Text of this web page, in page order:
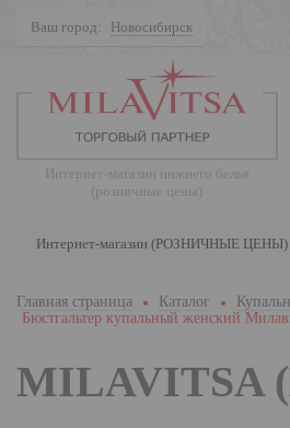
Ваш город: Новосибирск
Интернет-магазин нижнего белья
(розничные цены)
Интернет-магазин (РОЗНИЧНЫЕ ЦЕНЫ)
Главная страница Каталог
Бюстгальтер купальный женский